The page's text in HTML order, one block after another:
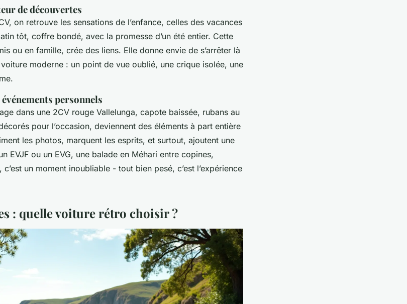
de découvertes
on retrouve les sensations de l’enfance, celles des vacances
tôt, coffre bondé, avec la promesse d’un été entier. Cette
ou en famille, crée des liens. Elle donne envie de s’arrêter là
moderne : un point de vue oublié, une crique isolée, une
personnels
dans une 2CV rouge Vallelunga, capote baissée, rubans au
pour l’occasion, deviennent des éléments à part entière
les photos, marquent les esprits, et surtout, ajoutent une
EVJF ou un EVG, une balade en Méhari entre copines,
un moment inoubliable - tout bien pesé, c’est l’expérience
: quelle voiture rétro choisir ?